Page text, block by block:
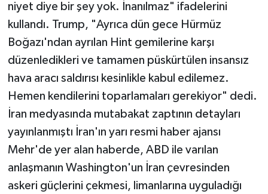
niyet diye bir şey yok. İnanılmaz" ifadelerini
kullandı. Trump, "Ayrıca dün gece Hürmüz
Boğazı'ndan ayrılan Hint gemilerine karşı
düzenledikleri ve tamamen püskürtülen insansız
hava aracı saldırısı kesinlikle kabul edilemez.
Hemen kendilerini toparlamaları gerekiyor" dedi.
İran medyasında mutabakat zaptının detayları
yayınlanmıştı İran'ın yarı resmi haber ajansı
Mehr'de yer alan haberde, ABD ile varılan
anlaşmanın Washington'un İran çevresinden
askeri güçlerini çekmesi, limanlarına uyguladığı